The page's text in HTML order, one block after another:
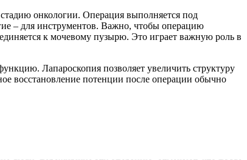
онкологии. Операция выполняется под
– для инструментов. Важно, чтобы операцию
к мочевому пузырю. Это играет важную роль в
Лапароскопия позволяет увеличить структуру
восстановление потенции после операции обычно